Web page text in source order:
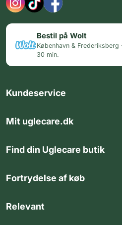
Bestil på Wolt
København & Frederiksberg
30 min.
Kundeservice
Mit uglecare.dk
Find din Uglecare butik
Fortrydelse af køb
Relevant